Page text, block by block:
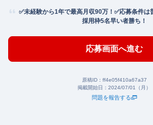
✅未経験から1年で最高月収90万！✅応募条件は
採用枠5名早い者勝ち！
応募画面へ進む
原稿ID： ff4e05f410a67a37
掲載開始日： 2024/07/01（月）
問題を報告する